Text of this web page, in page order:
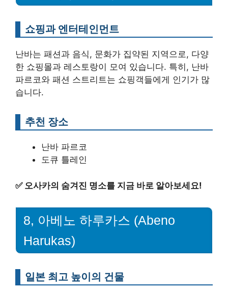
쇼핑과 엔터테인먼트
난바는 패션과 음식, 문화가 집약된 지역으로, 다양
한 쇼핑몰과 레스토랑이 모여 있습니다. 특히, 난바
파르코와 패션 스트리트는 쇼핑객들에게 인기가 많
습니다.
추천 장소
난바 파르코
도큐 틀레인
✅ 오사카의 숨겨진 명소를 지금 바로 알아보세요!
8, 아베노 하루카스 (Abeno
Harukas)
일본 최고 높이의 건물